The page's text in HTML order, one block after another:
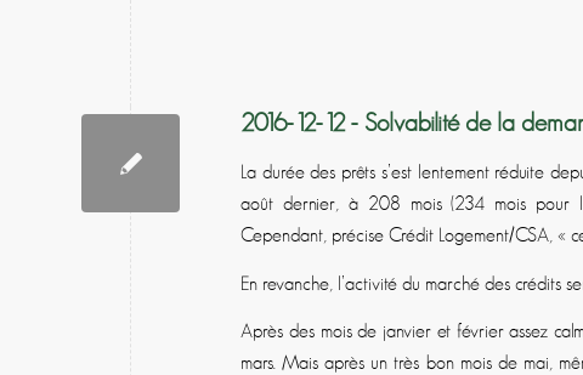
2016-12-12 - Solvabilité de la
La durée des prêts s’est lentement réduite
août dernier, à 208 mois (234 mois pour
Cependant, précise Crédit Logement/CSA, «
En revanche, l’activité du marché des crédits
Après des mois de janvier et février assez
mars. Mais après un très bon mois de mai,